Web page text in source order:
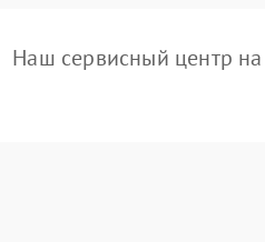
Наш сервисный центр